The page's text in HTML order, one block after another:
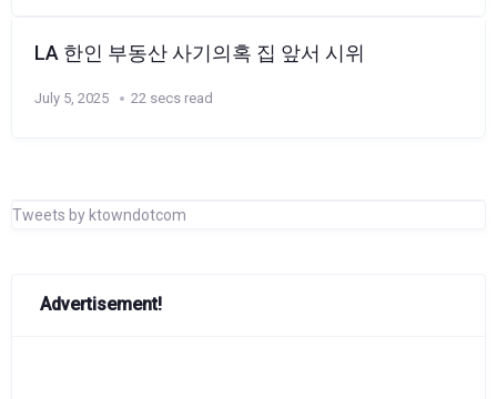
LA 한인 부동산 사기의혹 집 앞서 시위
July 5, 2025 22 secs read
Tweets by ktowndotcom
Advertisement!